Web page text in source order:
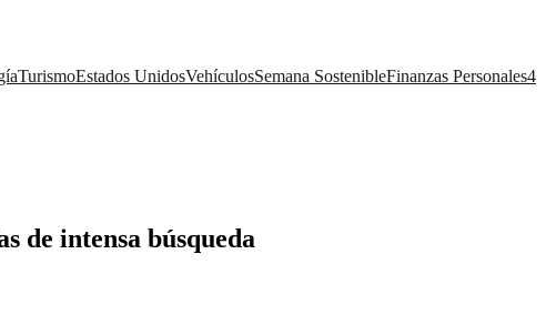
TurismoEstados UnidosVehículosSemana SostenibleFinanzas Personales4
de intensa búsqueda